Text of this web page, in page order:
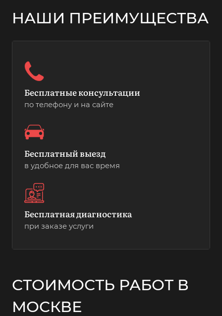
НАШИ ПРЕИМУЩЕСТВА
Бесплатные консультации
по телефону и на сайте
Бесплатный выезд
в удобное для вас время
Бесплатная диагностика
при заказе услуги
СТОИМОСТЬ РАБОТ В
МОСКВЕ